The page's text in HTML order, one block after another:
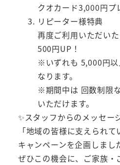
クオカード3,000円プ
リピーター様特典
再度ご利用いただい
500円UP！
※いずれも 5,000円以
なります。
※期間中は 回数制限
いただけます。
✨スタッフからのメッセー
「地域の皆様に支えられ
キャンペーンを企画しまし
ぜひこの機会に、ご家族・